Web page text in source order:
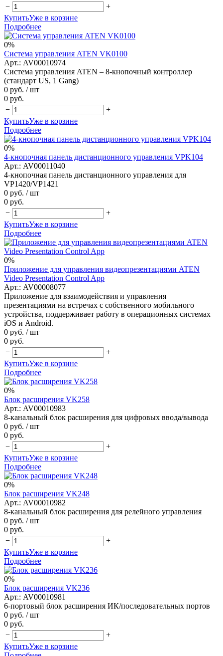
−
+
КупитьУже в корзине
Подробнее
0%
Система управления ATEN VK0100
Арт.: AV00010974
Система управления ATEN – 8-кнопочный контроллер
(стандарт US, 1 Gang)
0 руб. / шт
0 руб.
−
+
КупитьУже в корзине
Подробнее
0%
4-кнопочная панель дистанционного управления VPK104
Арт.: AV00011040
4-кнопочная панель дистанционного управления для
VP1420/VP1421
0 руб. / шт
0 руб.
−
+
КупитьУже в корзине
Подробнее
0%
Приложение для управления видеопрезентациями ATEN
Video Presentation Control App
Арт.: AV00008077
Приложение для взаимодействия и управления
презентациями на встречах с собственного мобильного
устройства, поддерживает работу в операционных системах
iOS и Android.
0 руб. / шт
0 руб.
−
+
КупитьУже в корзине
Подробнее
0%
Блок расширения VK258
Арт.: AV00010983
8-канальный блок расширения для цифровых ввода/вывода
0 руб. / шт
0 руб.
−
+
КупитьУже в корзине
Подробнее
0%
Блок расширения VK248
Арт.: AV00010982
8-канальный блок расширения для релейного управления
0 руб. / шт
0 руб.
−
+
КупитьУже в корзине
Подробнее
0%
Блок расширения VK236
Арт.: AV00010981
6-портовый блок расширения ИК/последовательных портов
0 руб. / шт
0 руб.
−
+
КупитьУже в корзине